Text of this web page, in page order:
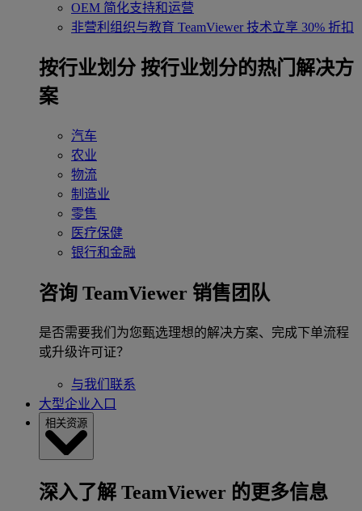
OEM 简化支持和运营
非营利组织与教育 TeamViewer 技术立享 30% 折扣
‌按行业划分 按行业划分的热门解决方
案
汽车
农业
物流
制造业
零售
医疗保健
银行和金融
咨询 TeamViewer 销售团队
是否需要我们为您甄选理想的解决方案、完成下单流程
或升级许可证？
与我们联系
大型企业入口
相关资源
深入了解 TeamViewer 的更多信息